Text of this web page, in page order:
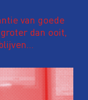
van goede
dan ooit,
een eerlijke
ons vak.